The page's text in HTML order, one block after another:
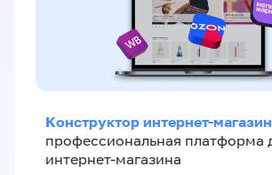
Конструктор интернет-
профессиональная платформа
интернет-магазина